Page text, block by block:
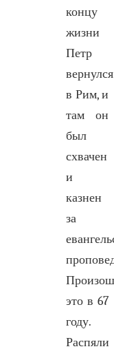
концу
жизни
Петр
вернулся
в Рим, и
там он
был
схвачен
и
казнен
за
это в 67
году.
Распяли